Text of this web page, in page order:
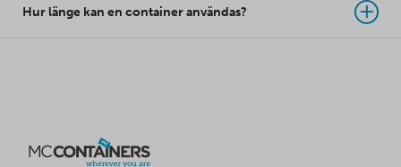
Hur länge kan en container användas?